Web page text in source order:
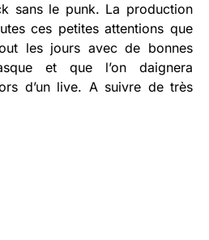
sans le punk. La production
ces petites attentions que
les jours avec de bonnes
et que l’on daignera
d’un live. A suivre de très